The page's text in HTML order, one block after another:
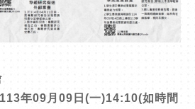
113年09月09日(一)14:10(如時間